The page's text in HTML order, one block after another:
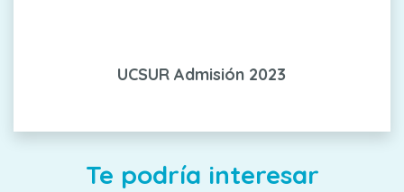
UCSUR Admisión 2023
Te podría interesar